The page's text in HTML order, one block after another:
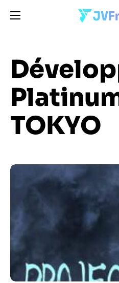
TOKYO